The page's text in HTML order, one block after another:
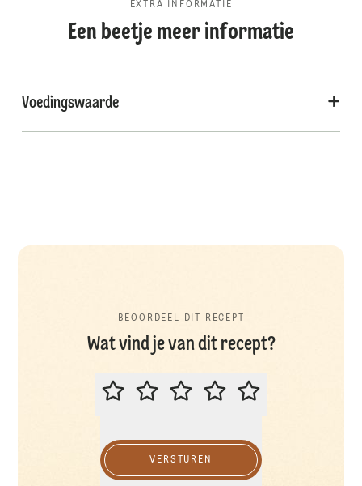
EXTRA INFORMATIE
Een beetje meer informatie
Voedingswaarde
BEOORDEEL DIT RECEPT
Wat vind je van dit recept?
BEOORDEEL DIT RECEPT
VERSTUREN